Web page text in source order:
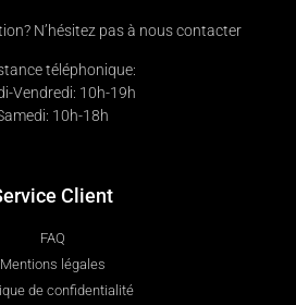
N’hésitez pas à nous contacter
téléphonique:
Vendredi: 10h-19h
10h-18h
Client
FAQ
Mentions légales
de confidentialité